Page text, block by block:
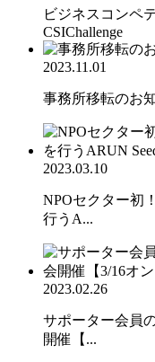
ビジネスコンペ
CSIChallenge
2023.11.01
事務所移転のお
2023.03.10
NPOセクター初
行うA...
2023.02.26
サポーター会員
開催【...